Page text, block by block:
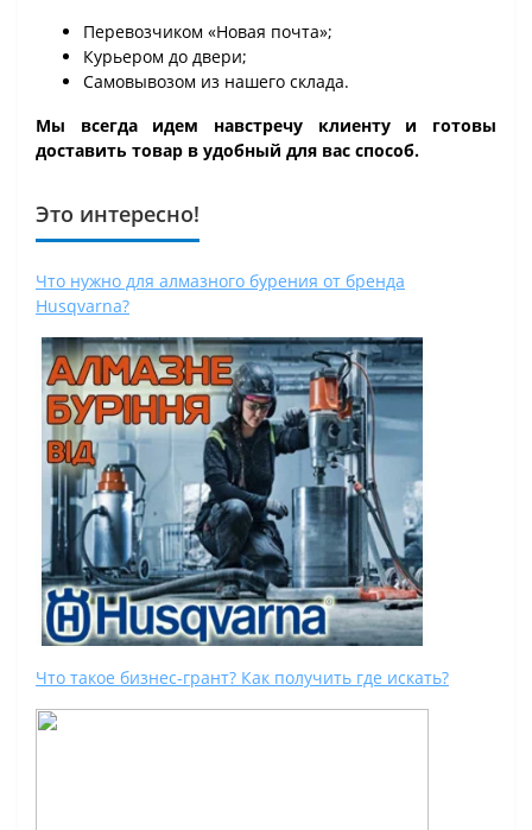
Перевозчиком «Новая почта»;
Курьером до двери;
Самовывозом из нашего склада.
Мы всегда идем навстречу клиенту и готовы
доставить товар в удобный для вас способ.
Это интересно!
Что нужно для алмазного бурения от бренда
Husqvarna?
Что такое бизнес-грант? Как получить где искать?